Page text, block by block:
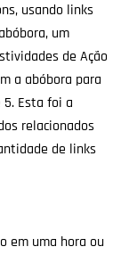
usando links
um
de Ação
a abóbora para
5. Esta foi a
relacionados
de links
em uma hora ou